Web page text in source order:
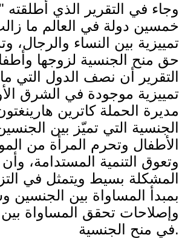
وجاء في التقرير الذي أطلقته
خمسين دولة في العالم ما
تمييزية بين النساء والرجال،
حق منح الجنسية لزوجها
التقرير أن نصف الدول التي ما
تمييزية موجودة في الشرق
مديرة الحملة كاترين
الجنسية التي تميّز بين
الأطفال وتحرم المرأة من
وتعوق التنمية المستدامة،
المشكلة بسيط ويتمثل في
بمبدأ المساواة بين الجنسين
وإصلاحات تحقق المساواة
في منح الجنسية.